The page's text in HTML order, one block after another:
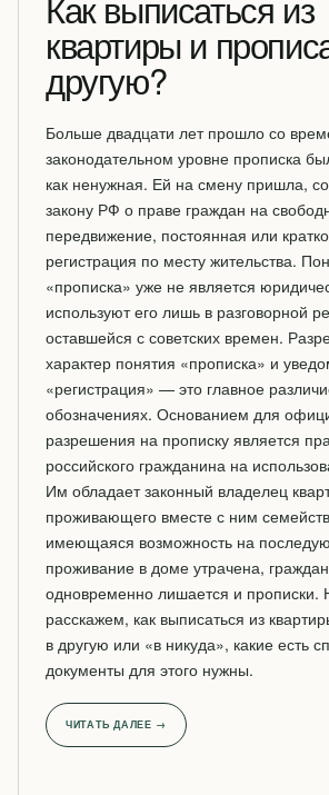
квартиры и
другую?
Больше двадцати лет прошло со
законодательном уровне прописка
как ненужная. Ей на смену пришла,
закону РФ о праве граждан на
передвижение, постоянная или
регистрация по месту жительства.
«прописка» уже не является
используют его лишь в разговорной
оставшейся с советских времен.
характер понятия «прописка» и
«регистрация» — это главное
обозначениях. Основанием для
разрешения на прописку является
российского гражданина на
Им обладает законный владелец
проживающего вместе с ним
имеющаяся возможность на
проживание в доме утрачена,
одновременно лишается и
расскажем, как выписаться из
в другую или «в никуда», какие есть
документы для этого нужны.
ЧИТАТЬ ДАЛЕЕ →